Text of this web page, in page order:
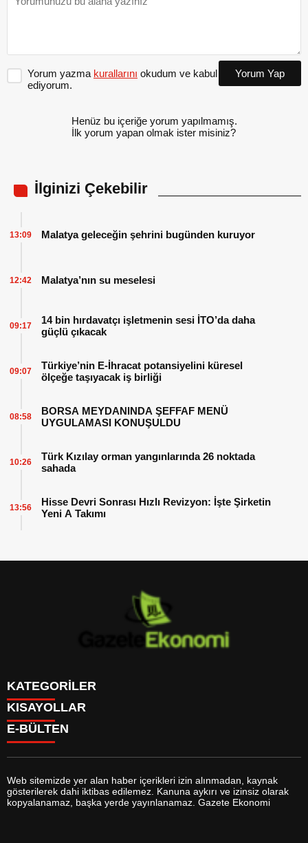
Yorum yazma kurallarını okudum ve kabul
ediyorum.
Yorum Yap
Henüz bu içeriğe yorum yapılmamış.
İlk yorum yapan olmak ister misiniz?
İlginizi Çekebilir
Malatya geleceğin şehrini bugünden kuruyor
13:09
Malatya’nın su meselesi
12:42
14 bin hırdavatçı işletmenin sesi İTO’da daha
güçlü çıkacak
09:17
Türkiye’nin E-İhracat potansiyelini küresel
ölçeğe taşıyacak iş birliği
09:07
BORSA MEYDANINDA ŞEFFAF MENÜ
UYGULAMASI KONUŞULDU
08:58
Türk Kızılay orman yangınlarında 26 noktada
sahada
10:26
Hisse Devri Sonrası Hızlı Revizyon: İşte Şirketin
Yeni A Takımı
13:56
KATEGORİLER
GÜNDEM
DÜNYA
SİYASET
MAGAZİN
SAĞLIK
EĞİTİM
YAŞAM
KISAYOLLAR
BURÇLAR
FİKSTÜR
FİRMA EKLE
FİRMA REHBERİ
E-BÜLTEN
gazeteekonomi.com e-bültenine abone olarak, tarafınıza haber,
Web sitemizde yer alan haber içerikleri izin alınmadan, kaynak
gösterilerek dahi iktibas edilemez. Kanuna aykırı ve izinsiz olarak
kopyalanamaz, başka yerde yayınlanamaz. Gazete Ekonomi